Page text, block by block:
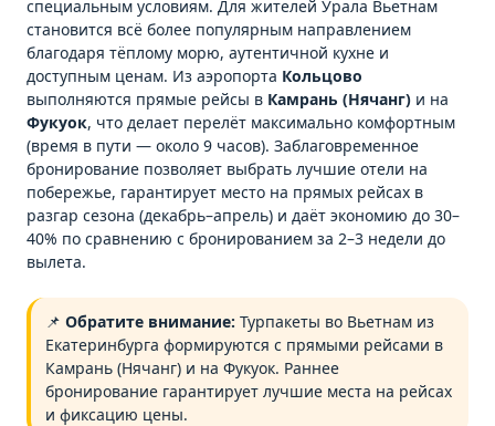
специальным условиям. Для жителей Урала Вьетнам
становится всё более популярным направлением
благодаря тёплому морю, аутентичной кухне и
доступным ценам. Из аэропорта Кольцово
выполняются прямые рейсы в Камрань (Нячанг)и на
Фукуок, что делает перелёт максимально комфортным
(время в пути — около 9 часов). Заблаговременное
бронирование позволяет выбрать лучшие отели на
побережье, гарантирует место на прямых рейсах в
разгар сезона (декабрь–апрель) и даёт экономию до 30–
40% по сравнению с бронированием за 2–3 недели до
вылета.
📌Обратите внимание: Турпакеты во Вьетнам из
Екатеринбурга формируются с прямыми рейсами в
Камрань (Нячанг) и на Фукуок. Раннее
бронирование гарантирует лучшие места на рейсах
и фиксацию цены.